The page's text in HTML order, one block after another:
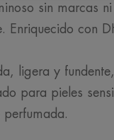
sin marcas
Enriquecido con
ligera y
para pieles
perfumada.